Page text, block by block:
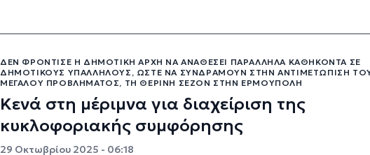
ΔΕΝ ΦΡΌΝΤΙΣΕ Η ΔΗΜΟΤΙΚΉ ΑΡΧΉ ΝΑ ΑΝΑΘΈΣΕΙ ΠΑΡΆΛΛΗΛΑ ΚΑΘΉΚΟΝΤΑ ΣΕ
ΔΗΜΟΤΙΚΟΎΣ ΥΠΑΛΛΉΛΟΥΣ, ΏΣΤΕ ΝΑ ΣΥΝΔΡΆΜΟΥΝ ΣΤΗΝ ΑΝΤΙΜΕΤΏΠΙΣΗ
ΜΕΓΆΛΟΥ ΠΡΟΒΛΉΜΑΤΟΣ, ΤΗ ΘΕΡΙΝΉ ΣΕΖΌΝ ΣΤΗΝ ΕΡΜΟΎΠΟΛΗ
Κενά στη μέριμνα για διαχείριση της
κυκλοφοριακής συμφόρησης
29 Οκτωβρίου 2025 - 06:18